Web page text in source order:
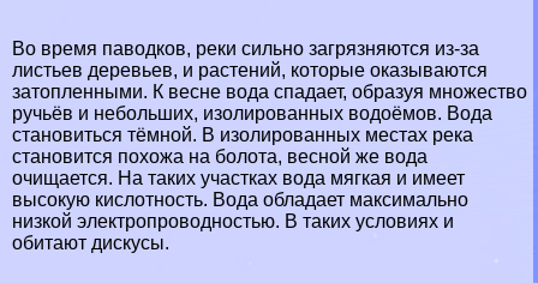
Во время паводков, реки сильно загрязняются из-за
листьев деревьев, и растений, которые оказываются
затопленными. К весне вода спадает, образуя множество
ручьёв и небольших, изолированных водоёмов. Вода
становиться тёмной. В изолированных местах река
становится похожа на болота, весной же вода
очищается. На таких участках вода мягкая и имеет
высокую кислотность. Вода обладает максимально
низкой электропроводностью. В таких условиях и
обитают дискусы.